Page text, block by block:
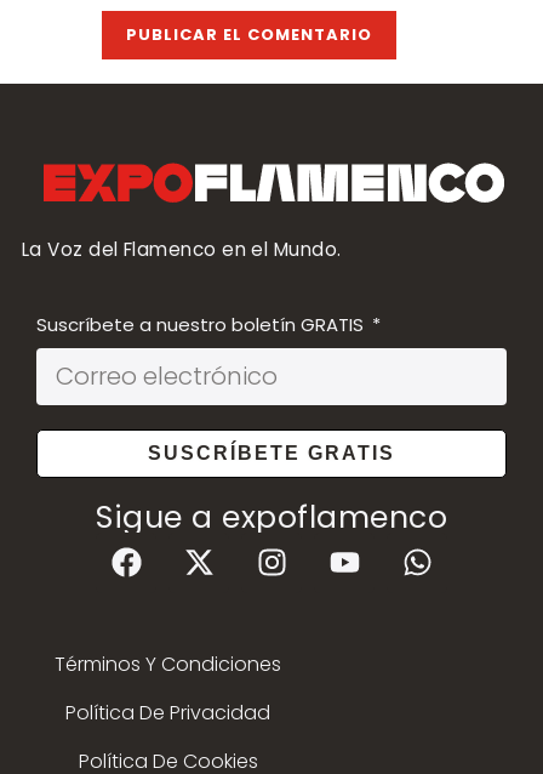
La Voz del Flamenco en el Mundo.
Suscríbete a nuestro boletín GRATIS
SUSCRÍBETE GRATIS
Sigue a expoflamenco
Términos Y Condiciones
Política De Privacidad
Política De Cookies